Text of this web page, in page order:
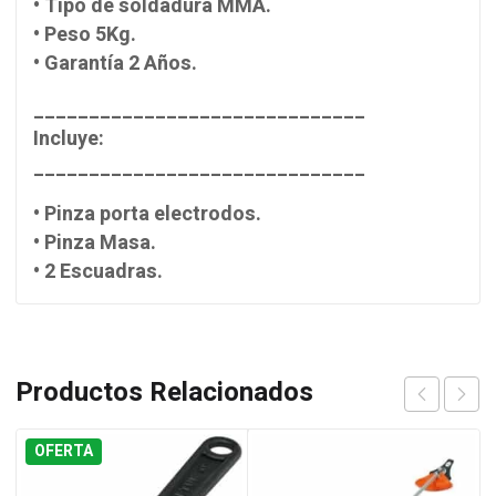
• Tipo de soldadura MMA.
• Peso 5Kg.
• Garantía 2 Años.
______________________________
Incluye:
______________________________
• Pinza porta electrodos.
• Pinza Masa.
• 2 Escuadras.
Productos Relacionados
OFERTA